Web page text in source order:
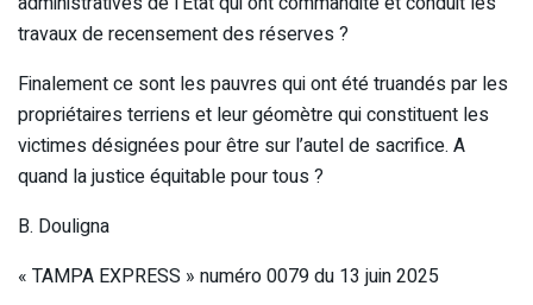
travaux de recensement des réserves ?
Finalement ce sont les pauvres qui ont été truandés par les
propriétaires terriens et leur géomètre qui constituent les
victimes désignées pour être sur l’autel de sacrifice. A
quand la justice équitable pour tous ?
B. Douligna
« TAMPA EXPRESS » numéro 0079 du 13 juin 2025